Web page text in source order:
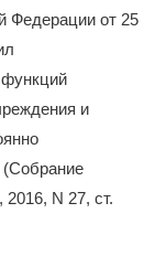
Федерации от 25
и
(Собрание
N 27, ст.